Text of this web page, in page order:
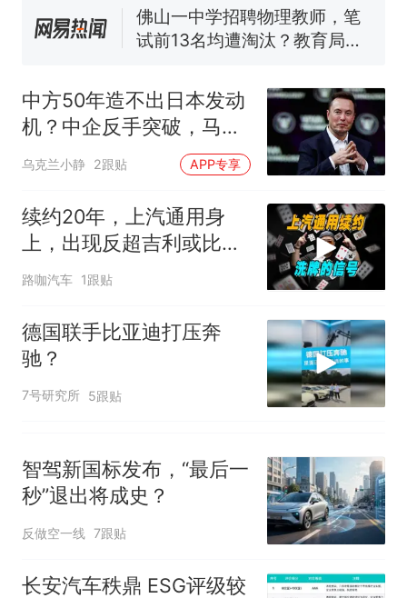
佛山一中学招聘物理教师，笔
试前13名均遭淘汰？教育局：
核查
搜，网友：天塌了！
热 那个在床头放菜刀的女孩，
因老师一句“跟我回家”改写了
中方50年造不出日本发动
机？中企反手突破，马斯
克：值得尊重！
乌克兰小静 2跟贴 APP专享
续约20年，上汽通用身
上，出现反超吉利或比亚
迪的机会？
路咖汽车 1跟贴
德国联手比亚迪打压奔
驰？
7号研究所 5跟贴
智驾新国标发布，“最后一
秒”退出将成史？
反做空一线 7跟贴
长安汽车秩鼎 ESG评级较